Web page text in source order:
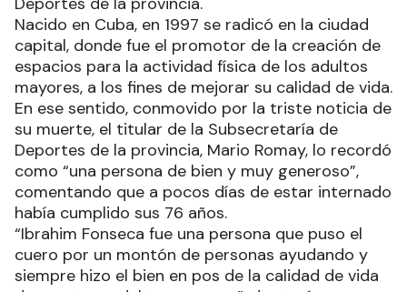
Nacido en Cuba, en 1997 se radicó en la ciudad
capital, donde fue el promotor de la creación de
espacios para la actividad física de los adultos
mayores, a los fines de mejorar su calidad de vida.
En ese sentido, conmovido por la triste noticia de
su muerte, el titular de la Subsecretaría de
Deportes de la provincia, Mario Romay, lo recordó
como “una persona de bien y muy generoso”,
comentando que a pocos días de estar internado
había cumplido sus 76 años.
“Ibrahim Fonseca fue una persona que puso el
cuero por un montón de personas ayudando y
siempre hizo el bien en pos de la calidad de vida